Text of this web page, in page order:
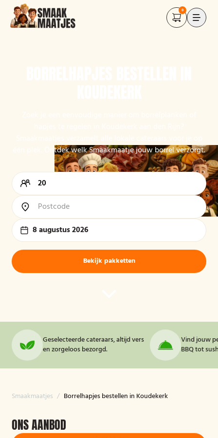
0
één plek. Ontdek welk Smaakmaatje jouw borrel verzorgt.
8 augustus 2026
Bekijk pakketten
Geselecteerde cateraars, altijd vers
en zorgeloos bezorgd.
Vind jouw
BBQ tot
Smaakmaatjes / Borrelhapjes bestellen in Koudekerk
ONS AANBOD